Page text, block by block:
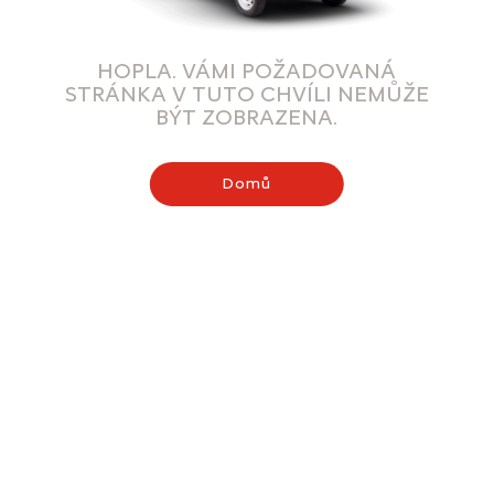
HOPLA. VÁMI POŽADOVANÁ
STRÁNKA V TUTO CHVÍLI NEMŮŽE
BÝT ZOBRAZENA.
Domů